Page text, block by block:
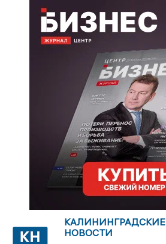
КАЛИНИНГРАДСКИЕ
НОВОСТИ